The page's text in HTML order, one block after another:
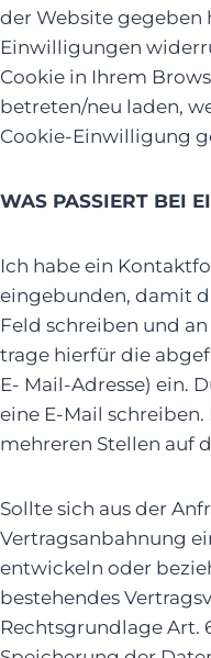
der Website gegeben
Einwilligungen
Cookie in Ihrem
betreten/neu laden,
Cookie-Einwilligung
WAS PASSIERT BEI
Ich habe ein
eingebunden, damit
Feld schreiben und
trage hierfür die
E- Mail-Adresse) ein.
eine E-Mail schreiben.
mehreren Stellen auf
Sollte sich aus der
Vertragsanbahnung
entwickeln oder
bestehendes
Rechtsgrundlage Art.